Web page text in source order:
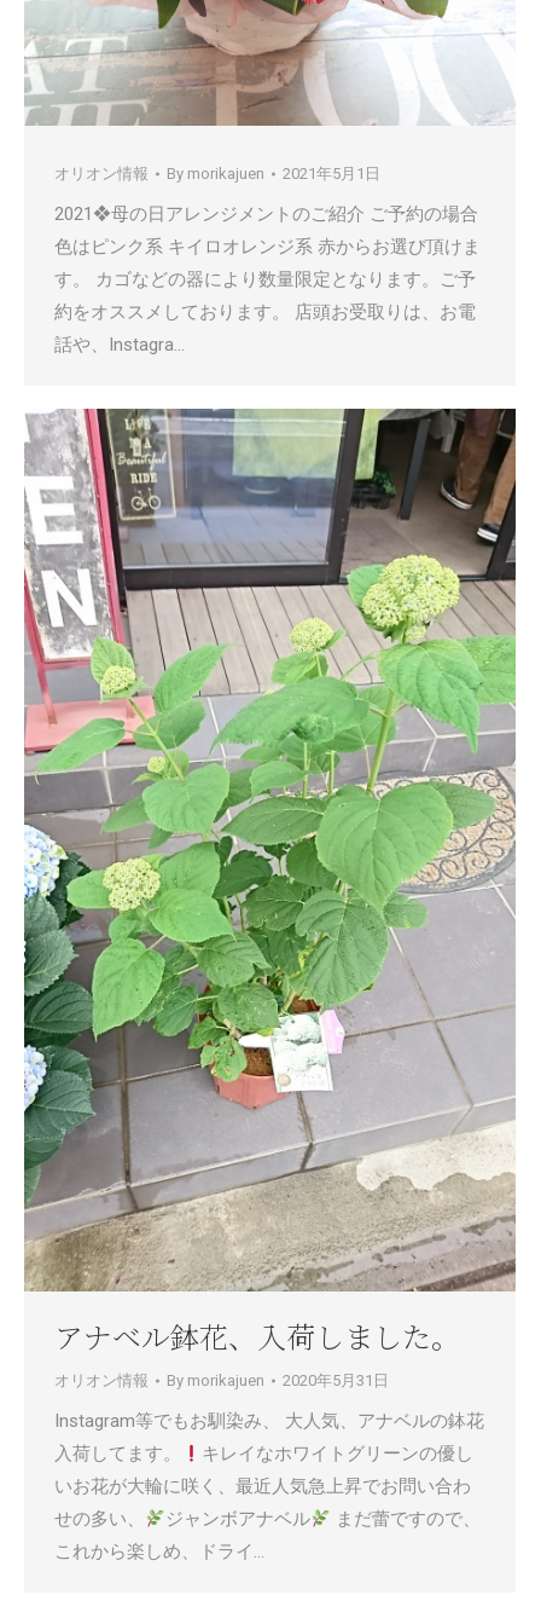
オリオン情報 By morikajuen 2021年5月1日
2021❖母の日アレンジメントのご紹介 ご予約の場合
色はピンク系 キイロオレンジ系 赤からお選び頂けま
す。 カゴなどの器により数量限定となります。ご予
約をオススメしております。 店頭お受取りは、お電
話や、Instagra…
アナベル鉢花、入荷しました。
オリオン情報 By morikajuen 2020年5月31日
Instagram等でもお馴染み、 大人気、アナベルの鉢花
入荷してます。
キレイなホワイトグリーンの優し
いお花が大輪に咲く、最近人気急上昇でお問い合わ
せの多い、
ジャンボアナベル
まだ蕾ですので、
これから楽しめ、ドライ…